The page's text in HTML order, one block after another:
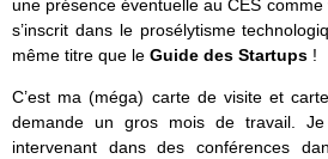
une présence éventuelle au CES
s’inscrit dans le prosélytisme
même titre que le Guide des Startups !
C’est ma (méga) carte de visite et
demande un gros mois de travail.
intervenant dans des conférences